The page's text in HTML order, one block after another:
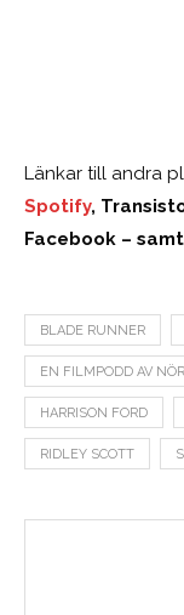
Länkar till andra
Spotify,
Facebook –
BLADE RUNNER
EN FILMPODD AV
HARRISON FORD
RIDLEY SCOTT